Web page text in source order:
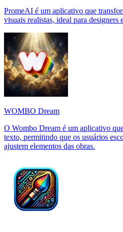
PromeAI é um aplicativo que
visuais realistas, ideal para designers
WOMBO Dream
O Wombo Dream é um aplicativo
texto, permitindo que os usuários
ajustem elementos das obras.